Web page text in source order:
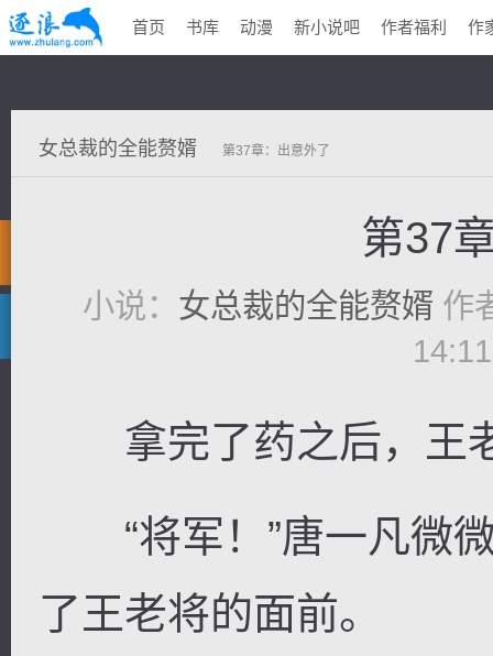
首页 书库 动漫 新小说吧 作者福利 作
女总裁的全能赘婿 第37章：出意外了
第37
小说： 女总裁的全能赘婿 作
拿完了药之后，王
“将军！”唐一凡微微
了王老将的面前。